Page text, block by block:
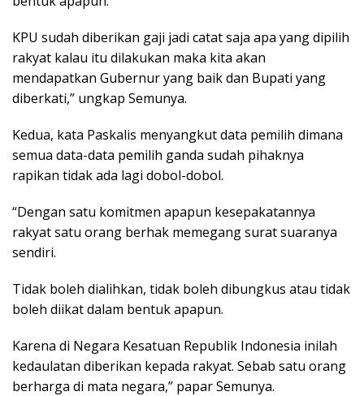
KPU sudah diberikan gaji jadi catat saja apa yang dipilih
rakyat kalau itu dilakukan maka kita akan
mendapatkan Gubernur yang baik dan Bupati yang
diberkati,” ungkap Semunya.
Kedua, kata Paskalis menyangkut data pemilih dimana
semua data-data pemilih ganda sudah pihaknya
rapikan tidak ada lagi dobol-dobol.
“Dengan satu komitmen apapun kesepakatannya
rakyat satu orang berhak memegang surat suaranya
sendiri.
Tidak boleh dialihkan, tidak boleh dibungkus atau tidak
boleh diikat dalam bentuk apapun.
Karena di Negara Kesatuan Republik Indonesia inilah
kedaulatan diberikan kepada rakyat. Sebab satu orang
berharga di mata negara,” papar Semunya.